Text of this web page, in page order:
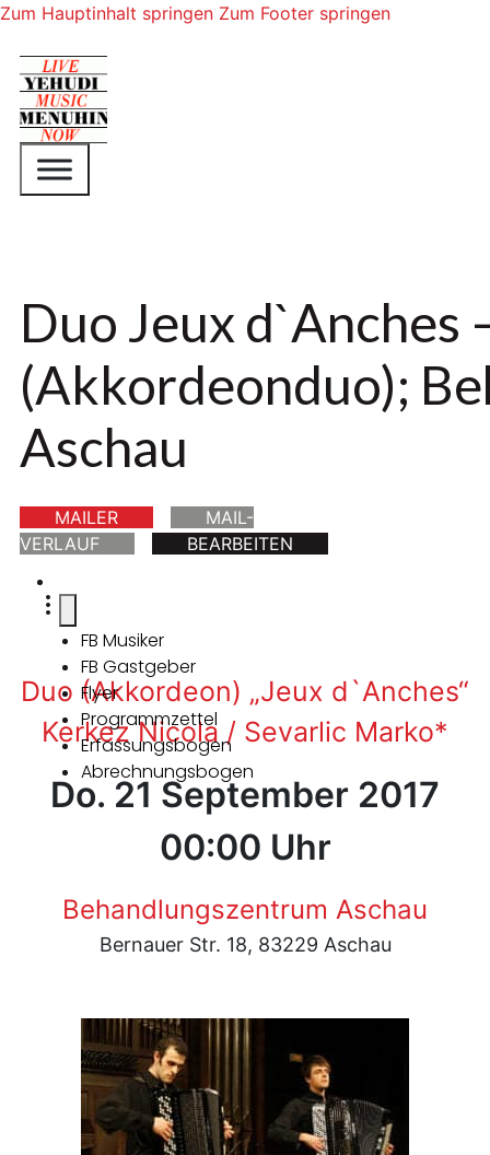
Zum Hauptinhalt springen Zum Footer springen
Duo Jeux d`Anches
(Akkordeonduo);
Aschau
MAILER
MAIL-
VERLAUF
BEARBEITEN
FB Musiker
FB Gastgeber
Flyer
Programmzettel
Erfassungsbogen
Abrechnungsbogen
Duo (Akkordeon) „Jeux d`Anches“
Kerkez Nicola / Sevarlic Marko*
Do. 21 September 2017
00:00 Uhr
Behandlungszentrum Aschau
Bernauer Str. 18, 83229 Aschau